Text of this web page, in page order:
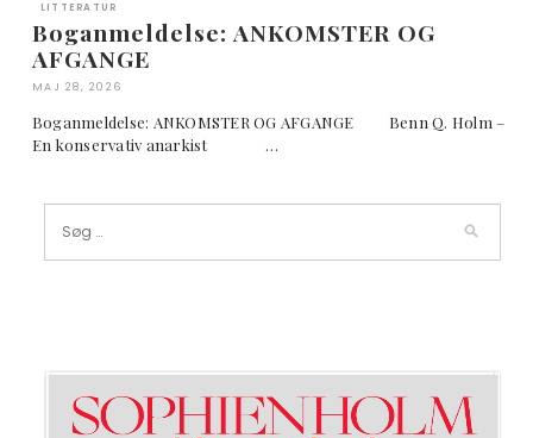
LITTERATUR
Boganmeldelse: ANKOMSTER OG
AFGANGE
MAJ 28, 2026
Boganmeldelse: ANKOMSTER OG AFGANGE Benn Q. Holm –
En konservativ anarkist …